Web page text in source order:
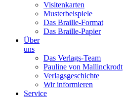
Visitenkarten
Musterbeispiele
Das Braille-Format
Das Braille-Papier
Über
uns
Das Verlags-Team
Pauline von Mallinckrodt
Verlagsgeschichte
Wir informieren
Service